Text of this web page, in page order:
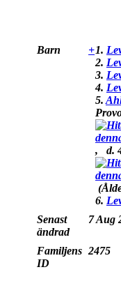
Barn +1.
2.
3.
4.
5.
, d.
6.
Senast
ändrad
7 Aug
Familjens
ID
2475